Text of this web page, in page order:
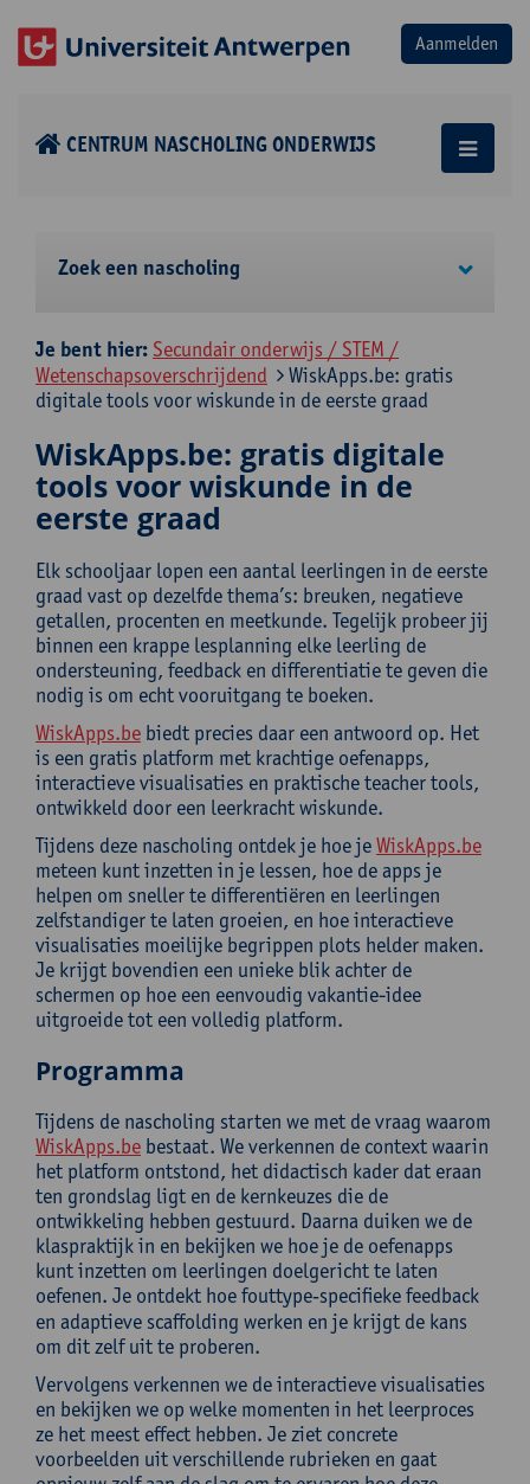
CENTRUM NASCHOLING ONDERWIJS
Zoek een nascholing
Je bent hier: Secundair onderwijs / STEM /
Wetenschapsoverschrijdend
WiskApps.be: gratis
digitale tools voor wiskunde in de eerste graad
WiskApps.be: gratis digitale
tools voor wiskunde in de
eerste graad
Elk schooljaar lopen een aantal leerlingen in de eerste
graad vast op dezelfde thema’s: breuken, negatieve
getallen, procenten en meetkunde. Tegelijk probeer jij
binnen een krappe lesplanning elke leerling de
ondersteuning, feedback en differentiatie te geven die
nodig is om echt vooruitgang te boeken.
WiskApps.be biedt precies daar een antwoord op. Het
is een gratis platform met krachtige oefenapps,
interactieve visualisaties en praktische teacher tools,
ontwikkeld door een leerkracht wiskunde.
Tijdens deze nascholing ontdek je hoe jeWiskApps.be
meteen kunt inzetten in je lessen, hoe de apps je
helpen om sneller te differentiëren en leerlingen
zelfstandiger te laten groeien, en hoe interactieve
visualisaties moeilijke begrippen plots helder maken.
Je krijgt bovendien een unieke blik achter de
schermen op hoe een eenvoudig vakantie-idee
uitgroeide tot een volledig platform.
Programma
Tijdens de nascholing starten we met de vraag waarom
WiskApps.be bestaat. We verkennen de context waarin
het platform ontstond, het didactisch kader dat eraan
ten grondslag ligt en de kernkeuzes die de
ontwikkeling hebben gestuurd. Daarna duiken we de
klaspraktijk in en bekijken we hoe je de oefenapps
kunt inzetten om leerlingen doelgericht te laten
oefenen. Je ontdekt hoe fouttype‑specifieke feedback
en adaptieve scaffolding werken en je krijgt de kans
om dit zelf uit te proberen.
Vervolgens verkennen we de interactieve visualisaties
en bekijken we op welke momenten in het leerproces
ze het meest effect hebben. Je ziet concrete
voorbeelden uit verschillende rubrieken en gaat